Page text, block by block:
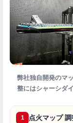
弊社独自開発のマ
整にはシャーシダ
1 点火マップ 調